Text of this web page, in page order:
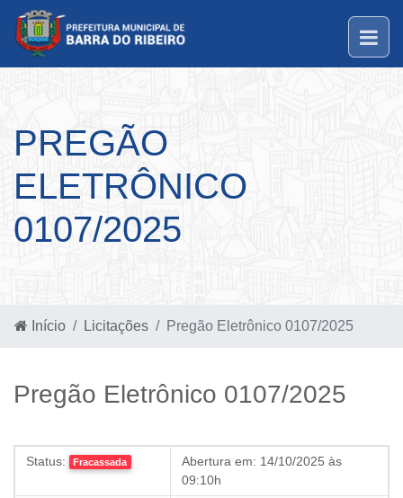
PREGÃO
ELETRÔNICO
0107/2025
Início Licitações Pregão Eletrônico 0107/2025
Pregão Eletrônico 0107/2025
Status: Fracassada Abertura em: 14/10/2025 às
09:10h